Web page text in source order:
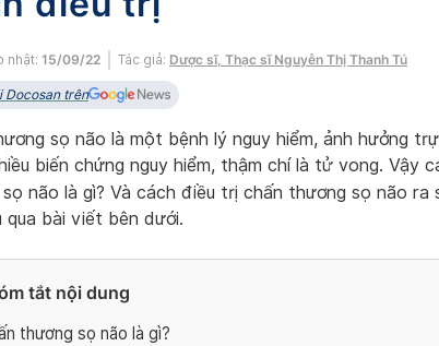
nhật: 15/09/22 Tác giả: Dược sĩ, Thạc sĩ Nguyễn Thị Thanh Tú
Docosan trên
sọ não là một bệnh lý nguy hiểm, ảnh hưởng
biến chứng nguy hiểm, thậm chí là tử vong. Vậy
não là gì? Và cách điều trị chấn thương sọ não ra
qua bài viết bên dưới.
tắt nội dung
thương sọ não là gì?